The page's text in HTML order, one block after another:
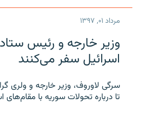
مرداد ۰۱, ۱۳۹۷
وزیر خارجه و رئیس‌
اسرائیل سفر می‌کنند
سرگی لاوروف، وزیر خارجه و ولری
تا درباره تحولات سوریه با مقام‌های